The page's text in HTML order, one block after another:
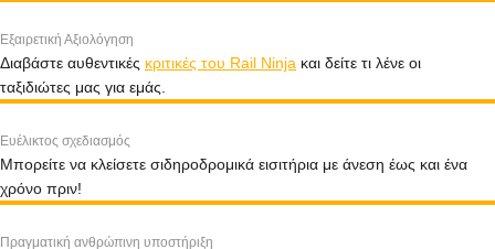
Εξαιρετική Αξιολόγηση
Διαβάστε αυθεντικές κριτικές του Rail Ninja και δείτε τι λένε οι
ταξιδιώτες μας για εμάς.
Ευέλικτος σχεδιασμός
Μπορείτε να κλείσετε σιδηροδρομικά εισιτήρια με άνεση έως και ένα
χρόνο πριν!
Πραγματική ανθρώπινη υποστήριξη